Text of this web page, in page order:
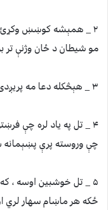
۲ _ همېشه کوښښ وکړئ
مو شیطان د ځان وژنې تر
۳ _ هېڅکله دعا مه پریږدئ ، ځکه دعا د ژغورنې رسۍ ده .
۴ _ تل په یاد لره چې
چې وروسته پرې
۵ _ تل خوشبین اوسه ،
ځکه هر ماښام سهار لري